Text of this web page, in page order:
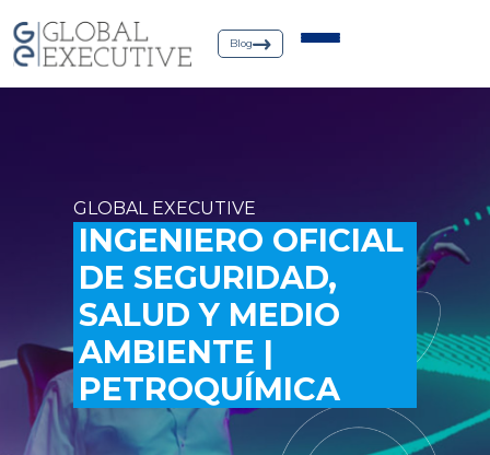
Blog
GLOBAL EXECUTIVE
INGENIERO OFICIAL
DE SEGURIDAD,
SALUD Y MEDIO
AMBIENTE |
PETROQUÍMICA